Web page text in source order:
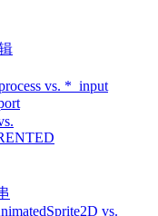
vs. *_input
vs.